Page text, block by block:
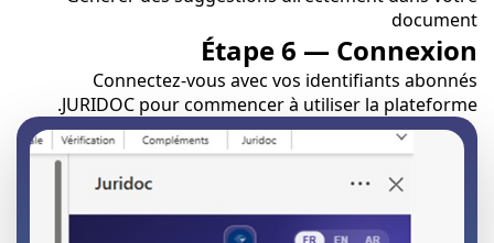
document
Étape 6 — Connexion
Connectez-vous avec vos identifiants abonnés
JURIDOC pour commencer à utiliser la plateforme.